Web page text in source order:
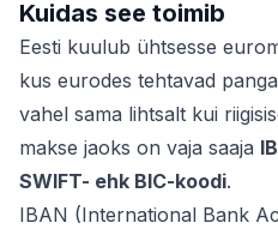
Kuidas see toimib
Eesti kuulub ühtsesse
kus eurodes tehtavad
vahel sama lihtsalt kui
makse jaoks on vaja saaja
SWIFT- ehk BIC-koodi.
IBAN (International Bank